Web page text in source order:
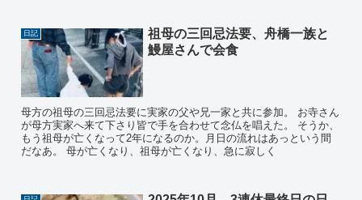
日記
祖母の三回忌法要、舟橋一族と
鰻屋さんで会食
母方の祖母の三回忌法要に実家の父や兄一家と共に参加。 お寺さん
が母方実家へ来て下さり皆で手を合わせて念仏を唱えた。 そうか、
もう祖母が亡くなって2年になるのか。月日の流れはあっという間
だなあ。 母が亡くなり、祖母が亡くなり、急に寂しく